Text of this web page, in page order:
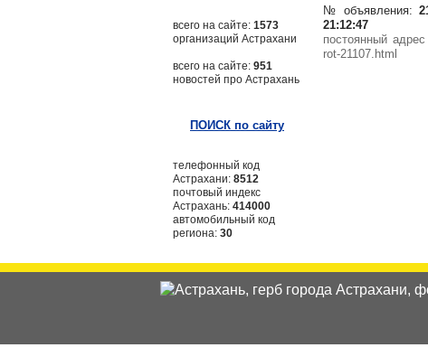
№ объявления:
21:12:47
постоянный
rot-21107.html
всего на сайте: 1573
организаций Астрахани
всего на сайте: 951
новостей про Астрахань
ПОИСК по сайту
телефонный код
Астрахани: 8512
почтовый индекс
Астрахань: 414000
автомобильный код
региона: 30